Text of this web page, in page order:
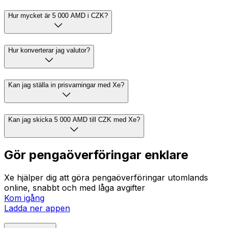
Hur mycket är 5 000 AMD i CZK?
Hur konverterar jag valutor?
Kan jag ställa in prisvarningar med Xe?
Kan jag skicka 5 000 AMD till CZK med Xe?
Gör pengaöverföringar enklare
Xe hjälper dig att göra pengaöverföringar utomlands
online, snabbt och med låga avgifter
Kom igång
Ladda ner appen